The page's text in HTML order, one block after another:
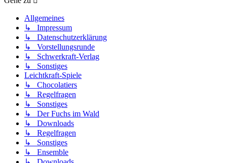
Allgemeines
↳ Impressum
↳ Datenschutzerklärung
↳ Vorstellungsrunde
↳ Schwerkraft-Verlag
↳ Sonstiges
Leichtkraft-Spiele
↳ Chocolatiers
↳ Regelfragen
↳ Sonstiges
↳ Der Fuchs im Wald
↳ Downloads
↳ Regelfragen
↳ Sonstiges
↳ Ensemble